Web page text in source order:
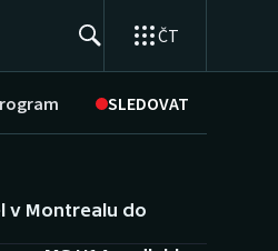
ČT
SLEDOVAT
v Montrealu do